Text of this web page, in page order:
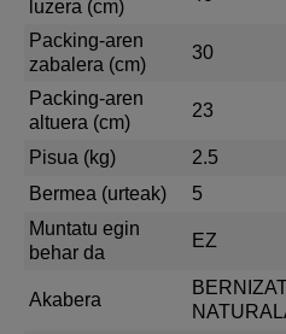
luzera (cm)
Packing-aren
zabalera (cm)
30
Packing-aren
altuera (cm)
23
Pisua (kg)
2.5
Bermea (urteak)
5
Muntatu egin
behar da
EZ
Akabera